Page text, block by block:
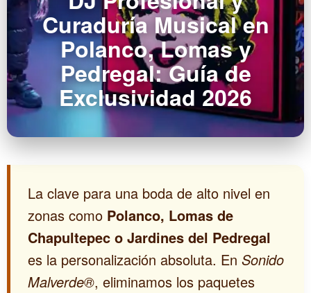
Curaduría Musical en
Polanco, Lomas y
Pedregal: Guía de
Exclusividad 2026
La clave para una boda de alto nivel en
zonas como Polanco, Lomas de
Chapultepec o Jardines del Pedregal
es la personalización absoluta. En Sonido
Malverde®, eliminamos los paquetes